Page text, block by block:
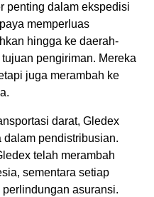
penting dalam ekspedisi
memperluas
hingga ke daerah-
pengiriman. Mereka
juga merambah ke
darat, Gledex
pendistribusian.
telah merambah
sementara setiap
asuransi.